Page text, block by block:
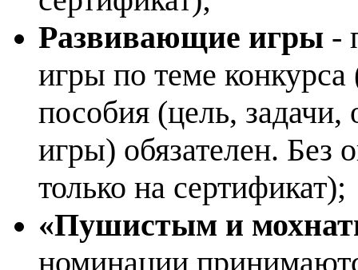
Развивающие игры -
игры по теме
пособия (цель,
игры) обязателен. Без
только на сертификат);
«Пушистым и
номинации